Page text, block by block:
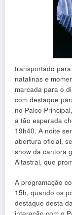
transportado
natalinas e
marcada para o
com destaque
no Palco
a tão esperada
19h40. A noite
abertura oficial,
show da cantora
Altastral, que
A programação
15h, quando os
destaque desta
interação com o